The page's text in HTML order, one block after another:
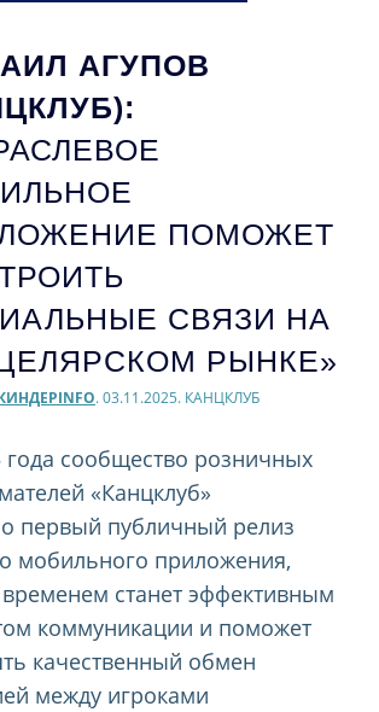
АГУПОВ
ПОМОЖЕТ
СВЯЗИ НА
РЫНКЕ»
. 03.11.2025. КАНЦКЛУБ
сообщество розничных
«Канцклуб»
первый публичный релиз
мобильного приложения,
станет эффективным
коммуникации и поможет
качественный обмен
между игроками